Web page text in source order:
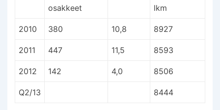
osakkeet
lkm
2010 380 10,8 8927
2011 447 11,5 8593
2012 142 4,0 8506
Q2/13 8444